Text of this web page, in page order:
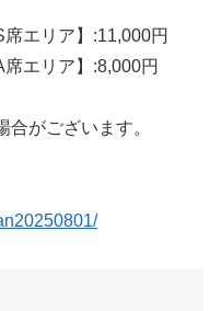
エリア】:11,000円
エリア】:8,000円
がございます。